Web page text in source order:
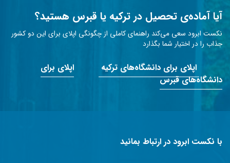
آیا آماده‌ی تحصیل در ترکیه یا قبرس هستید؟
نکست ابرود سعی می‌کند راهنمای کاملی از چگونگی اپلای برای این دو کشور
جذاب را در اختیار شما بگذارد
اپلای برای دانشگاه‌های ترکیه
اپلای برای
دانشگاه‌های قبرس
با نکست ابرود در ارتباط بمانید